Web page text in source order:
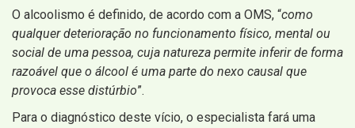
O alcoolismo é definido, de acordo com a OMS, “como
qualquer deterioração no funcionamento físico, mental ou
social de uma pessoa, cuja natureza permite inferir de forma
razoável que o álcool é uma parte do nexo causal que
provoca esse distúrbio”.
Para o diagnóstico deste vício, o especialista fará uma